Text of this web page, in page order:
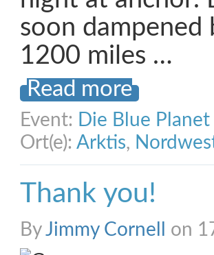
soon
1200 miles …
Read more
Event: Die Blue
Ort(e): Arktis,
Thank you!
ByJimmy Cornell on